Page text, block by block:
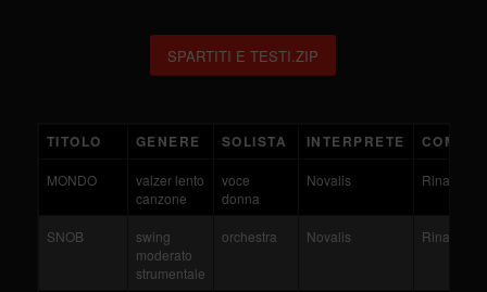
SPARTITI E TESTI.ZIP
TITOLO GENERE SOLISTA INTERPRETE
MONDO
valzer lento
canzone
voce
donna
Novalis Rinaldi
SNOB
swing
moderato
strumentale
orchestra Novalis Rinaldi